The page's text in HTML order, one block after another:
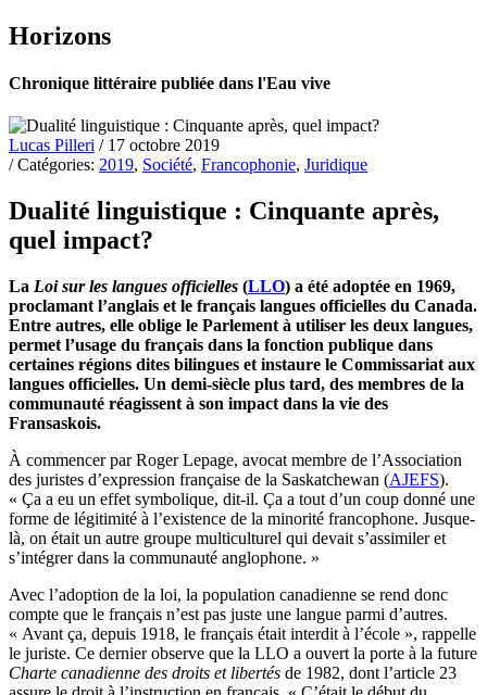
Horizons
Chronique littéraire publiée dans l'Eau vive
Lucas Pilleri / 17 octobre 2019
/ Catégories: 2019, Société, Francophonie, Juridique
Dualité linguistique : Cinquante après,
quel impact?
La Loi sur les langues officielles (LLO) a été adoptée en 1969,
proclamant l’anglais et le français langues officielles du Canada.
Entre autres, elle oblige le Parlement à utiliser les deux langues,
permet l’usage du français dans la fonction publique dans
certaines régions dites bilingues et instaure le Commissariat aux
langues officielles. Un demi-siècle plus tard, des membres de la
communauté réagissent à son impact dans la vie des
Fransaskois.
À commencer par Roger Lepage, avocat membre de l’Association
des juristes d’expression française de la Saskatchewan (AJEFS).
« Ça a eu un effet symbolique, dit-il. Ça a tout d’un coup donné une
forme de légitimité à l’existence de la minorité francophone. Jusque-
là, on était un autre groupe multiculturel qui devait s’assimiler et
s’intégrer dans la communauté anglophone. »
Avec l’adoption de la loi, la population canadienne se rend donc
compte que le français n’est pas juste une langue parmi d’autres.
« Avant ça, depuis 1918, le français était interdit à l’école », rappelle
le juriste. Ce dernier observe que la LLO a ouvert la porte à la future
Charte canadienne des droits et libertés de 1982, dont l’article 23